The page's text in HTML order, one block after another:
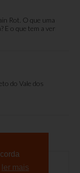
ler mais
Rot. O que uma
E o que tem a ver
do Vale dos